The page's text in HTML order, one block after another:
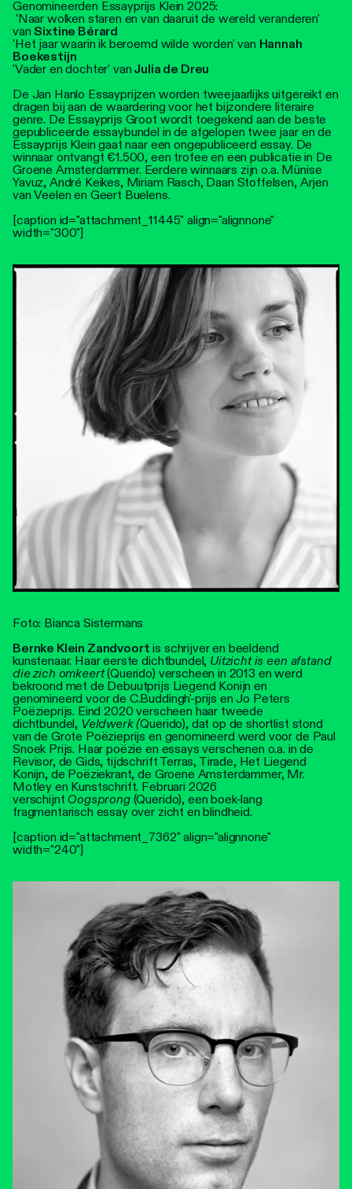
Genomineerden Essayprijs Klein 2025:
'Naar wolken staren en van daaruit de wereld veranderen'
vanSixtine Bérard
'Het jaar waarin ik beroemd wilde worden' van Hannah
Boekestijn
'Vader en dochter' van Julia de Dreu
De Jan Hanlo Essayprijzen worden tweejaarlijks uitgereikt en
dragen bij aan de waardering voor het bijzondere literaire
genre. De Essayprijs Groot wordt toegekend aan de beste
gepubliceerde essaybundel in de afgelopen twee jaar en de
Essayprijs Klein gaat naar een ongepubliceerd essay. De
winnaar ontvangt €1.500, een trofee en een publicatie in De
Groene Amsterdammer. Eerdere winnaars zijn o.a. Münise
Yavuz, André Keikes, Miriam Rasch, Daan Stoffelsen, Arjen
van Veelen en Geert Buelens.
[caption id="attachment_11445" align="alignnone"
width="300"]
Foto: Bianca Sistermans
Bernke Klein Zandvoort is schrijver en beeldend
kunstenaar. Haar eerste dichtbundel, Uitzicht is een afstand
die zich omkeert(Querido) verscheen in 2013 en werd
bekroond met de Debuutprijs Liegend Konijn en
genomineerd voor de C.Buddingh'-prijs en Jo Peters
Poëzieprijs. Eind 2020 verscheen haar tweede
dichtbundel, Veldwerk (Querido), dat op de shortlist stond
van de Grote Poëzieprijs en genomineerd werd voor de Paul
Snoek Prijs. Haar poëzie en essays verschenen o.a. in de
Revisor, de Gids, tijdschrift Terras, Tirade, Het Liegend
Konijn, de Poëziekrant, de Groene Amsterdammer, Mr.
Motley en Kunstschrift. Februari 2026
verschijntOogsprong (Querido), een boek-lang
fragmentarisch essay over zicht en blindheid.
[caption id="attachment_7362" align="alignnone"
width="240"]